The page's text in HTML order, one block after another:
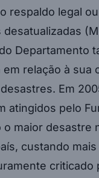
respaldo legal
Departamento
relação à sua
Em
atingidos pelo
o maior desastre
custando mais
criticado